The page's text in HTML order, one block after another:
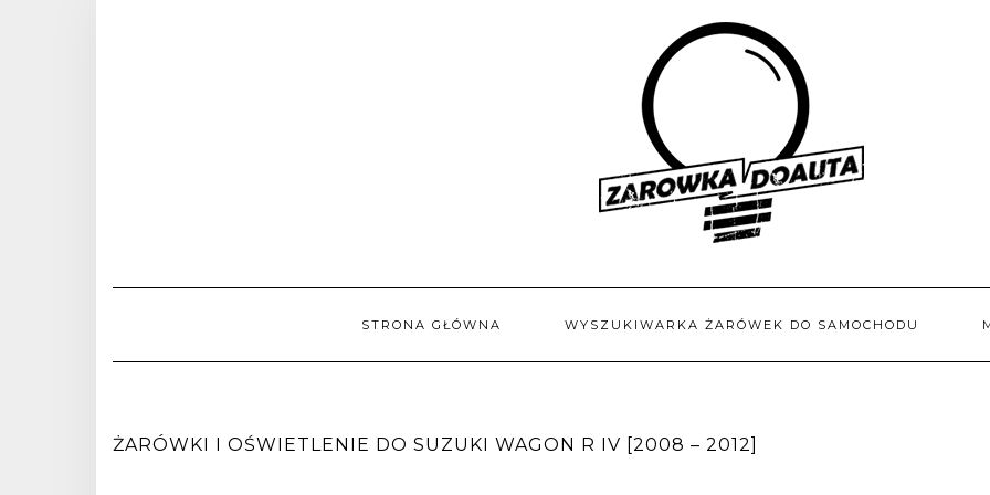
STRONA GŁÓWNA WYSZUKIWARKA ŻARÓWEK DO SAMOCHODU
ŻARÓWKI I OŚWIETLENIE DO SUZUKI WAGON R IV [2008 – 2012]